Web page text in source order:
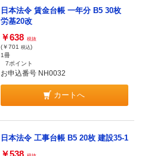
日本法令 賃金台帳 一年分 B5 30枚
労基20改
￥638 税抜
(￥701 税込)
1冊
7ポイント
お申込番号 NH0032
カートへ
日本法令 工事台帳 B5 20枚 建設35-1